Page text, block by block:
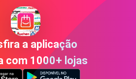
a aplicação
com 1000+ lojas